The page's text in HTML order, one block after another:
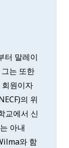
터 말레이
는 또한
회원이자
의 위
교에서 신
아내
와 함